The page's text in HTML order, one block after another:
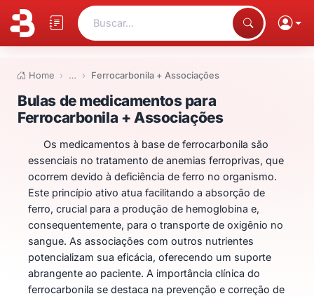
Buscar...
Home … Ferrocarbonila + Associações
Bulas de medicamentos para
Bulas de medicamentos para
Ferrocarbonila + Associações
Os medicamentos à base de ferrocarbonila são
essenciais no tratamento de anemias ferroprivas, que
ocorrem devido à deficiência de ferro no organismo.
Este princípio ativo atua facilitando a absorção de
ferro, crucial para a produção de hemoglobina e,
consequentemente, para o transporte de oxigênio no
sangue. As associações com outros nutrientes
potencializam sua eficácia, oferecendo um suporte
abrangente ao paciente. A importância clínica do
ferrocarbonila se destaca na prevenção e correção de